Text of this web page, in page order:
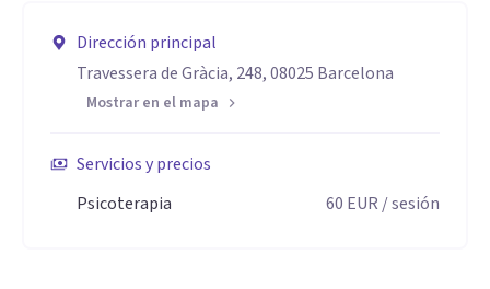
Dirección principal
Travessera de Gràcia, 248, 08025 Barcelona
Mostrar en el mapa
Servicios y precios
Psicoterapia
60 EUR / sesión